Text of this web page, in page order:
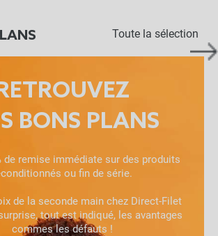
Toute la sélection
BONS PLANS
de remise immédiate sur des produits
ou fin de série.
de la seconde main chez Direct-Filet
tout est indiqué, les avantages
commes les défauts !